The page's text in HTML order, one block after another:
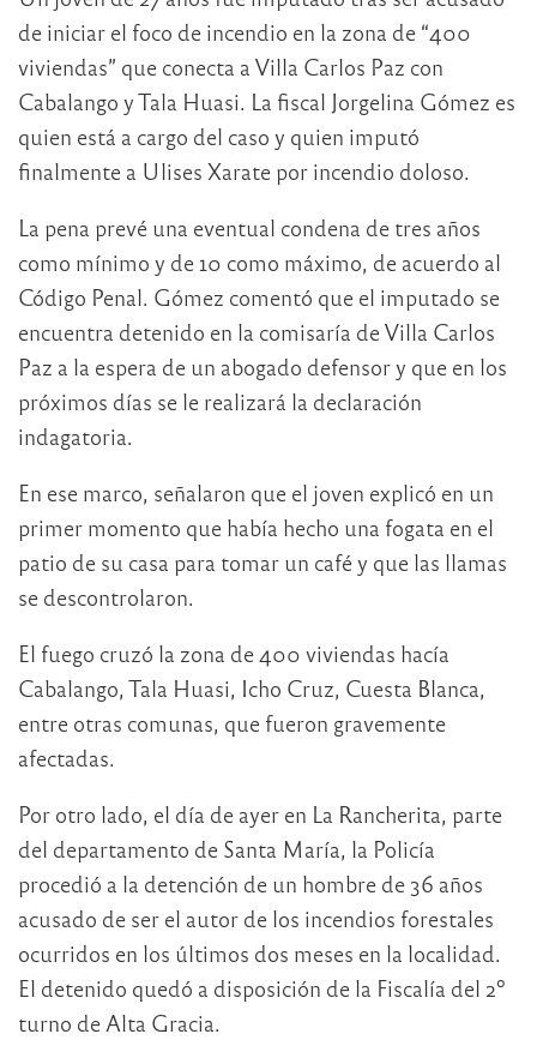
de iniciar el foco de incendio en la zona de “400
viviendas” que conecta a Villa Carlos Paz con
Cabalango y Tala Huasi. La fiscal Jorgelina Gómez es
quien está a cargo del caso y quien imputó
finalmente a Ulises Xarate por incendio doloso.
La pena prevé una eventual condena de tres años
como mínimo y de 10 como máximo, de acuerdo al
Código Penal. Gómez comentó que el imputado se
encuentra detenido en la comisaría de Villa Carlos
Paz a la espera de un abogado defensor y que en los
próximos días se le realizará la declaración
indagatoria.
En ese marco, señalaron que el joven explicó en un
primer momento que había hecho una fogata en el
patio de su casa para tomar un café y que las llamas
se descontrolaron.
El fuego cruzó la zona de 400 viviendas hacía
Cabalango, Tala Huasi, Icho Cruz, Cuesta Blanca,
entre otras comunas, que fueron gravemente
afectadas.
Por otro lado, el día de ayer en La Rancherita, parte
del departamento de Santa María, la Policía
procedió a la detención de un hombre de 36 años
acusado de ser el autor de los incendios forestales
ocurridos en los últimos dos meses en la localidad.
El detenido quedó a disposición de la Fiscalía del 2º
turno de Alta Gracia.